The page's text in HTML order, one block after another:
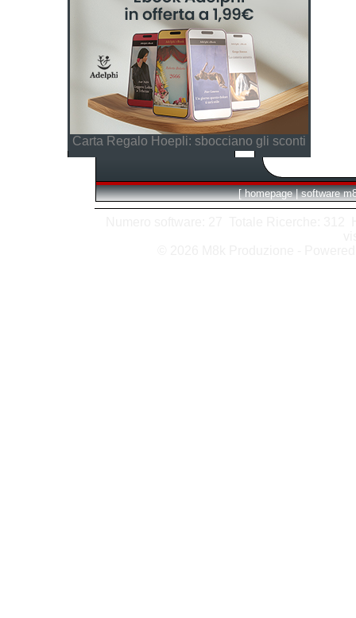
Carta Regalo Hoepli: sbocciano gli sconti
[ homepage | software